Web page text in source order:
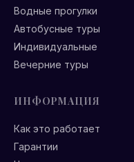
Водные прогулки
Автобусные туры
Индивидуальные
Вечерние туры
ИНФОРМАЦИЯ
Как это работает
Гарантии